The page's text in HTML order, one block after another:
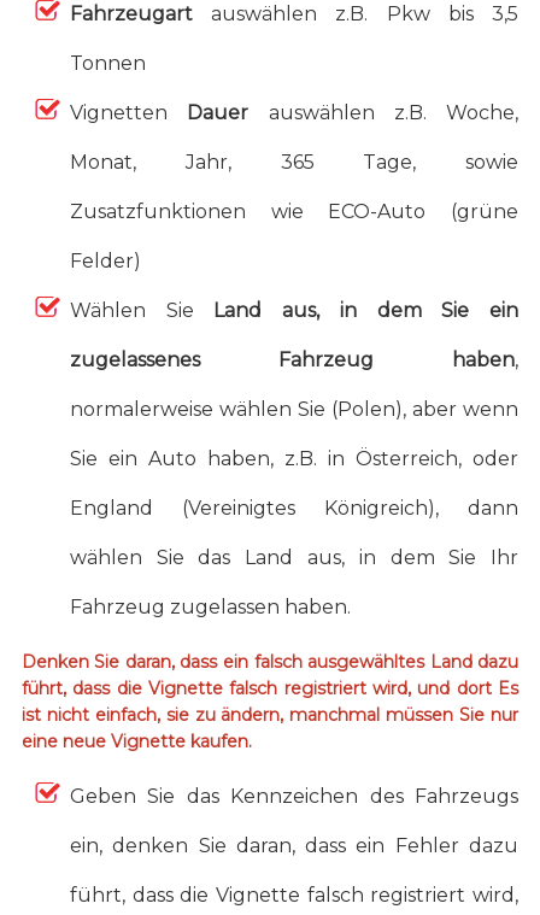
Fahrzeugartauswählen z.B. Pkw bis 3,5
Tonnen
Vignetten Dauer auswählen z.B. Woche,
Monat, Jahr, 365 Tage, sowie
Zusatzfunktionen wie ECO-Auto (grüne
Felder)
Wählen Sie Land aus, in dem Sie ein
zugelassenes Fahrzeug haben,
normalerweise wählen Sie (Polen), aber wenn
Sie ein Auto haben, z.B. in Österreich, oder
England (Vereinigtes Königreich), dann
wählen Sie das Land aus, in dem Sie Ihr
Fahrzeug zugelassen haben.
Denken Sie daran, dass ein falsch ausgewähltes Land dazu
führt, dass die Vignette falsch registriert wird, und dort Es
ist nicht einfach, sie zu ändern, manchmal müssen Sie nur
eine neue Vignette kaufen.
Geben Sie das Kennzeichen des Fahrzeugs
ein, denken Sie daran, dass ein Fehler dazu
führt, dass die Vignette falsch registriert wird,